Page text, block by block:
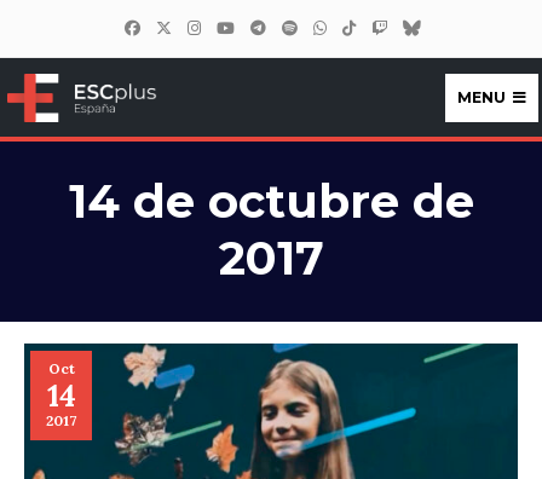
ESCplus España
MENU
14 de octubre de
2017
Oct
14
2017